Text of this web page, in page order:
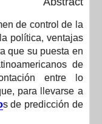
de control de la
política, ventajas
que su puesta en
de
entre lo
para llevarse a
s de predicción de